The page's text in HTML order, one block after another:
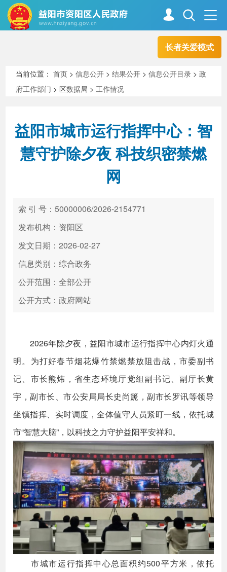
长者关爱模式
走进资阳
新闻中心 解读回应
高效办成一件事
当前位置：首页 >信息公开 >结果公开 >信息公开目录 >政
府工作部门 > 区数据局 >工作情况
益阳市城市运行指挥中心：智
慧守护除夕夜 科技织密禁燃
网
索 引 号：50000006/2026-2154771
发布机构：资阳区
发文日期：2026-02-27
信息类别：综合政务
公开范围：全部公开
公开方式：政府网站
2026年除夕夜，益阳市城市运行指挥中心内灯火通
明。为打好春节烟花爆竹禁燃禁放阻击战，市委副书
记、市长熊炜，省生态环境厅党组副书记、副厅长黄
宇，副市长、市公安局局长史尚篪，副市长罗讯等领导
坐镇指挥、实时调度，全体值守人员紧盯一线，依托城
市“智慧大脑”，以科技之力守护益阳平安祥和。
市城市运行指挥中心总面积约500平方米，依托